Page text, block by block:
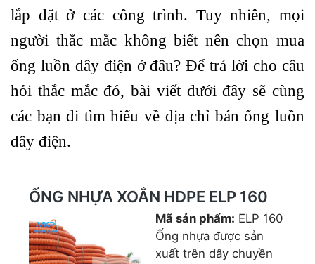
lắp đặt ở các công trình. Tuy nhiên, mọi
người thắc mắc không biết nên chọn mua
ống luồn dây điện ở đâu? Để trả lời cho câu
hỏi thắc mắc đó, bài viết dưới đây sẽ cùng
các bạn đi tìm hiểu về địa chỉ bán ống luồn
dây điện.